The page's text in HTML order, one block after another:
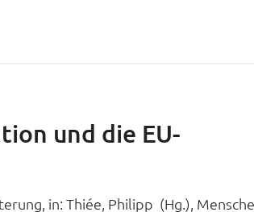
und die EU-
in: Thiée, Philipp (Hg.),